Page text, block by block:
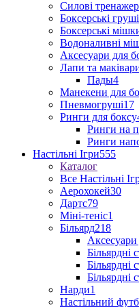
Силові
Боксерські груші
Боксерські
Водоналивні
Аксесуари для
Лапи та
Пады4
Манекени для
Пневмогруші17
Ринги для боксу
Ринги на
Ринги
Настільні Ігри555
Каталог
Все Настільні
Аерохокей30
Дартс79
Міні-теніс1
Більярд218
Аксесуари
Більярдні
Більярдні
Більярдні
Нарди1
Настільний